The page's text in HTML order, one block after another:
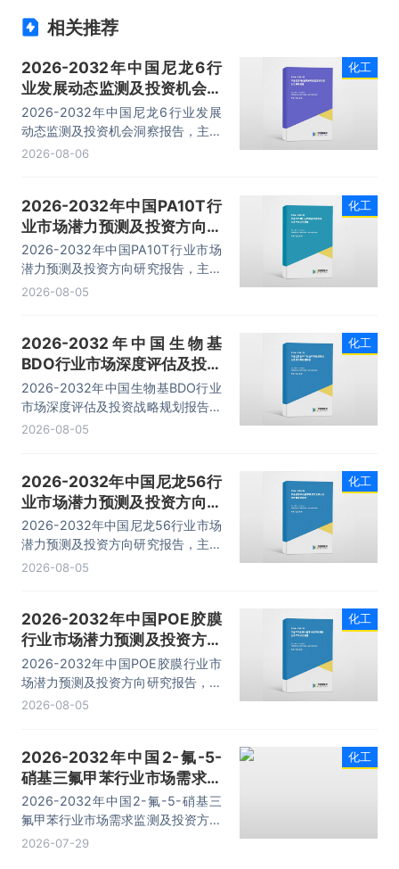
相关推荐
2026-2032年中国尼龙6行
业发展动态监测及投资机会洞
察报告
2026-2032年中国尼龙6行业发展
动态监测及投资机会洞察报告，主要
包括行业产业链分析、重点企业发展
2026-08-06
化工
2026-2032年中国PA10T行
业市场潜力预测及投资方向研
究报告
2026-2032年中国PA10T行业市场
潜力预测及投资方向研究报告，主要
包括重点企业及竞争格局，投资建
2026-08-05
化工
2026-2032年中国生物基
BDO行业市场深度评估及投资
战略规划报告
2026-2032年中国生物基BDO行业
市场深度评估及投资战略规划报告，
主要包括企业及竞争格局、投资建
2026-08-05
化工
2026-2032年中国尼龙56行
业市场潜力预测及投资方向研
究报告
2026-2032年中国尼龙56行业市场
潜力预测及投资方向研究报告，主要
包括行业投资价值与投资策略咨询、
容。
2026-08-05
化工
2026-2032年中国POE胶膜
行业市场潜力预测及投资方向
研究报告
2026-2032年中国POE胶膜行业市
场潜力预测及投资方向研究报告，主
要包括企业及竞争格局、投资建议、
2026-08-05
化工
2026-2032年中国2-氟-5-
硝基三氟甲苯行业市场需求监
测及投资方向研究报告
2026-2032年中国2-氟-5-硝基三
氟甲苯行业市场需求监测及投资方向
研究报告，主要包括行业产业链分
2026-07-29
化工